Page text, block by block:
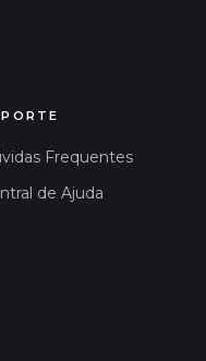
Frequentes
de Ajuda